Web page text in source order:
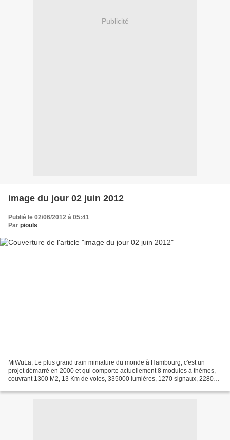
Publicité
image du jour 02 juin 2012
Publié le 02/06/2012 à 05:41
Par piouls
MiWuLa, Le plus grand train miniature du monde à Hambourg, c'est un
projet démarré en 2000 et qui comporte actuellement 8 modules à thèmes,
couvrant 1300 M2, 13 Km de voies, 335000 lumières, 1270 signaux, 228000